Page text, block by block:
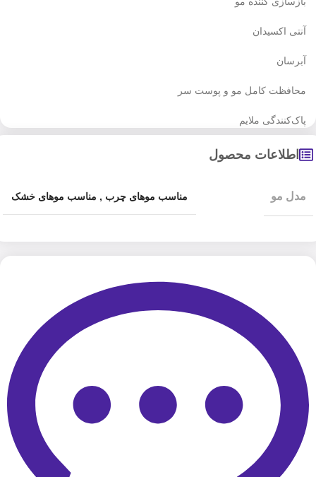
آنتی اکسیدان
آبرسان
محافظت کامل مو و پوست سر
پاک‌کنندگی ملایم
اطلاعات محصول
مدل مو مناسب موهای چرب , مناسب موهای خشک